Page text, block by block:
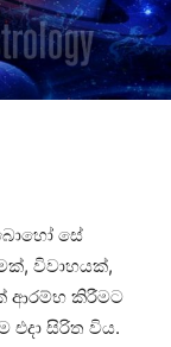
සේ
විවාහයක්‌,
ආරම්භ කිරීමට
එදා සිරිත විය.